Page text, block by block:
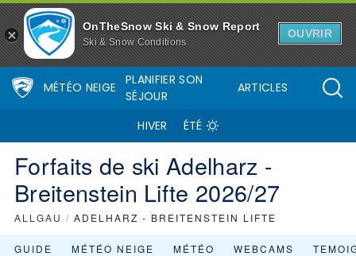
OnTheSnow Ski & Snow Report
Ski & Snow Conditions
OUVRIR
MÉTÉO NEIGE
PLANIFIER SON
SÉJOUR
ARTICLES
HIVER ÉTÉ
Forfaits de ski Adelharz -
Breitenstein Lifte 2026/27
ALLGAU / ADELHARZ - BREITENSTEIN LIFTE
GUIDE MÉTÉO NEIGE MÉTÉO WEBCAMS